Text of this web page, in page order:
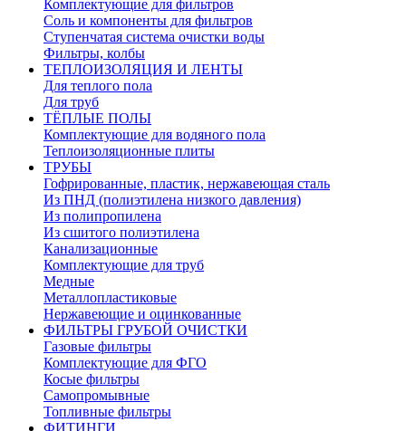
Комплектующие для фильтров
Соль и компоненты для фильтров
Ступенчатая система очистки воды
Фильтры, колбы
ТЕПЛОИЗОЛЯЦИЯ И ЛЕНТЫ
Для теплого пола
Для труб
ТЁПЛЫЕ ПОЛЫ
Комплектующие для водяного пола
Теплоизоляционные плиты
ТРУБЫ
Гофрированные, пластик, нержавеющая сталь
Из ПНД (полиэтилена низкого давления)
Из полипропилена
Из сшитого полиэтилена
Канализационные
Комплектующие для труб
Медные
Металлопластиковые
Нержавеющие и оцинкованные
ФИЛЬТРЫ ГРУБОЙ ОЧИСТКИ
Газовые фильтры
Комплектующие для ФГО
Косые фильтры
Самопромывные
Топливные фильтры
ФИТИНГИ